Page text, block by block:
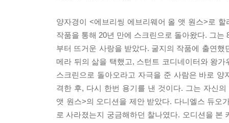
양자경이 <에브리씽 에브리웨어 올 앳 원스>로
작품을 통해 20년 만에 스크린으로 돌아왔다. 그
부터 뜨거운 사랑을 받았다. 굴지의 작품에 출연
메라 뒤의 삶을 택했고, 스턴트 코디네이터와 왕
스크린으로 돌아오라고 자극을 준 사람은 바로
격한 후, 다시 한번 용기를 낸 것이다. 그는 자신
앳 원스>의 오디션을 제안 받았다. 다니엘스 듀오
로 사라졌는지 궁금해하던 찰나였다. 오디션을 본